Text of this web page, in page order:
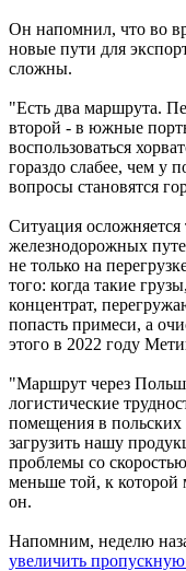
Он напомнил, что во
новые пути для
сложны.
"Есть два маршрута.
второй - в южные
воспользоваться
гораздо слабее, чем у
вопросы становятся
Ситуация
железнодорожных
не только на
того: когда такие
концентрат,
попасть примеси, а
этого в 2022 году
"Маршрут через
логистические
помещения в
загрузить нашу
проблемы со
меньше той, к
он.
Напомним, неделю
увеличить